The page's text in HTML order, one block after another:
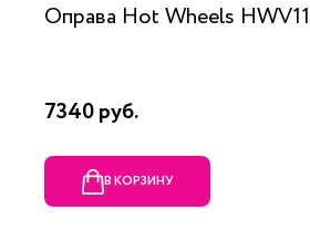
Оправа Hot Wheels
7340 руб.
В КОРЗИНУ